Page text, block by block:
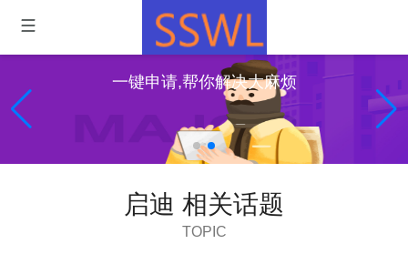
一键申请,帮你解决大麻烦
启迪 相关话题
TOPIC